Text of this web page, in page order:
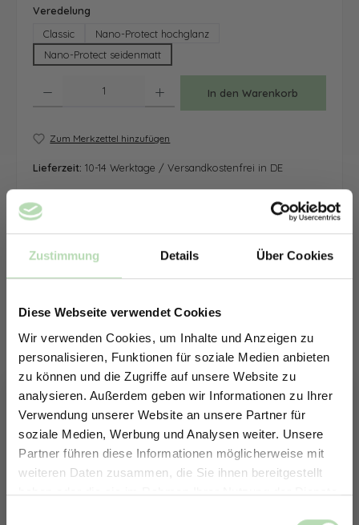
Zustimmung Details Über Cookies
Diese Webseite verwendet Cookies
Wir verwenden Cookies, um Inhalte und Anzeigen zu
personalisieren, Funktionen für soziale Medien anbieten
zu können und die Zugriffe auf unsere Website zu
analysieren. Außerdem geben wir Informationen zu Ihrer
Verwendung unserer Website an unsere Partner für
soziale Medien, Werbung und Analysen weiter. Unsere
Partner führen diese Informationen möglicherweise mit
weiteren Daten zusammen, die Sie ihnen bereitgestellt
haben oder die sie im Rahmen Ihrer Nutzung der Dienste
Veredelung
Classic
Nano-Protect hochglanz
Nano-Protect seidenmatt
In den Warenkorb
Zum Merkzettel hinzufügen
Lieferzeit: 10-14 Werktage / Versandkostenfrei in DE
ERHALTE 5% RABATT AUF
DEINE RÜCKWÄNDE